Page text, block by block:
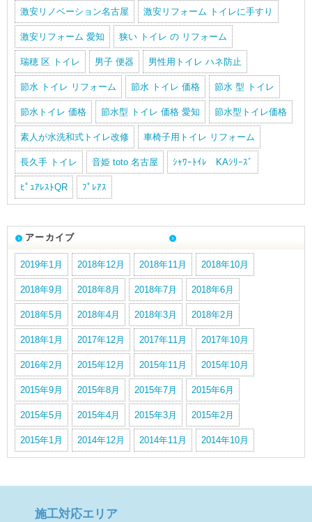
激安リノベーション名古屋 激安リフォーム トイレに手すり
激安リフォーム 愛知 狭い トイレ の リフォーム
瑞穂 区 トイレ 男子 便器 男性用トイレ ハネ防止
節水 トイレ リフォーム 節水 トイレ 価格 節水 型 トイレ
節水トイレ 価格 節水型 トイレ 価格 愛知 節水型トイレ価格
素人が水洗和式トイレ改修 車椅子用トイレ リフォーム
長久手 トイレ 音姫 toto 名古屋 ｼｬﾜｰﾄｲﾚ KAｼﾘｰｽﾞ
ﾋﾟｭｱﾚｽﾄQR ﾌﾟﾚｱｽ
アーカイブ
2019年1月 2018年12月 2018年11月 2018年10月
2018年9月 2018年8月 2018年7月 2018年6月
2018年5月 2018年4月 2018年3月 2018年2月
2018年1月 2017年12月 2017年11月 2017年10月
2016年2月 2015年12月 2015年11月 2015年10月
2015年9月 2015年8月 2015年7月 2015年6月
2015年5月 2015年4月 2015年3月 2015年2月
2015年1月 2014年12月 2014年11月 2014年10月
施工対応エリア